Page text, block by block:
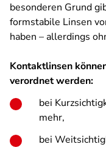
besonderen Grund
formstabile Linsen
haben – allerdings
Kontaktlinsen
verordnet werden:
bei
mehr,
bei